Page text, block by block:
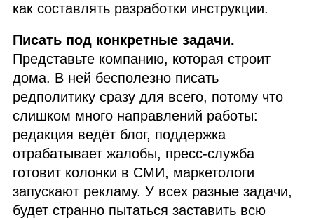
как составлять разработки инструкции.
Писать под конкретные задачи.
Представьте компанию, которая строит
дома. В ней бесполезно писать
редполитику сразу для всего, потому что
слишком много направлений работы:
редакция ведёт блог, поддержка
отрабатывает жалобы, пресс‑служба
готовит колонки в СМИ, маркетологи
запускают рекламу. У всех разные задачи,
будет странно пытаться заставить всю